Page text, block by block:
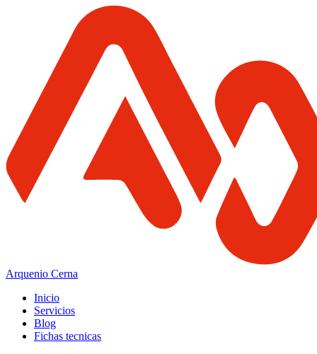
Arquenio Cerna
Inicio
Servicios
Blog
Fichas tecnicas